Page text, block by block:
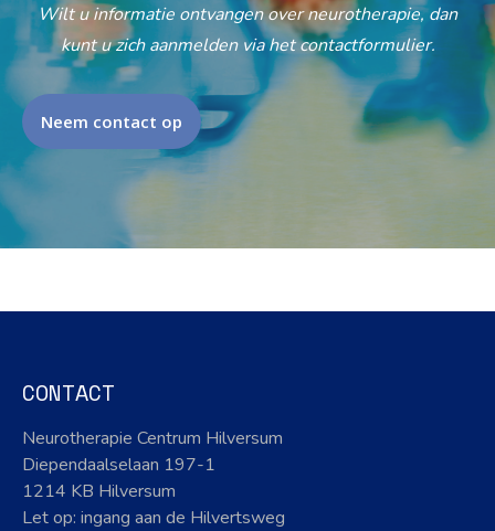
Wilt u informatie ontvangen over neurotherapie, dan
kunt u zich aanmelden via het contactformulier.
Neem contact op
CONTACT
Neurotherapie Centrum Hilversum
Diependaalselaan 197-1
1214 KB Hilversum
Let op: ingang aan de Hilvertsweg